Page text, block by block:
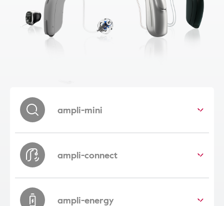
ampli-mini
ampli-connect
ampli-energy